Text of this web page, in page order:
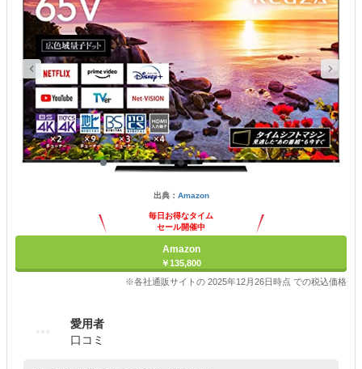
出典： Amazon
毎日お得なタイム
セール開催中
Amazon
￥135,800
※各社通販サイトの 2025年12月26日時点 での税込価格
愛用者
口コミ